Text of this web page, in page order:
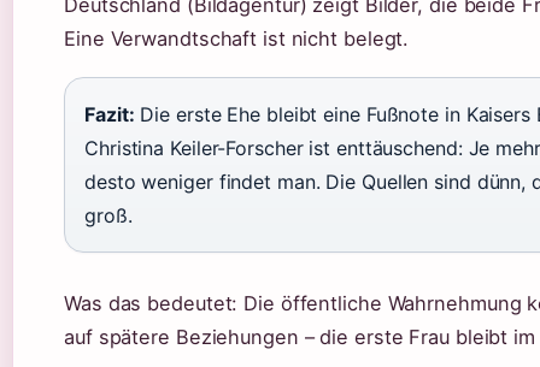
Eine Verwandtschaft ist nicht belegt.
Fazit: Die erste Ehe bleibt eine Fußnote in Kaisers
Christina Keiler-Forscher ist enttäuschend: Je
desto weniger findet man. Die Quellen sind dünn,
groß.
Was das bedeutet: Die öffentliche Wahrnehmung
auf spätere Beziehungen – die erste Frau bleibt